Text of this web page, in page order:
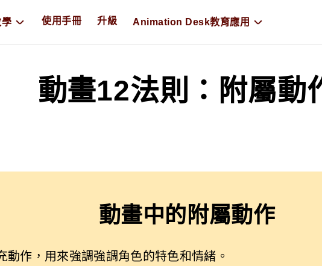
使用手冊 升級 Animation Desk教育應用
動畫12法則：附屬動
動畫中的附屬動作
動作，用來強調強調角色的特色和情緒。